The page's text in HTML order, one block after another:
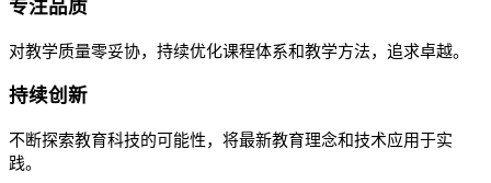
专注品质
对教学质量零妥协，持续优化课程体系和教学方法，追求卓越。
持续创新
不断探索教育科技的可能性，将最新教育理念和技术应用于实
践。